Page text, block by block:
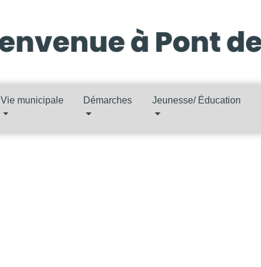
Vie municipale Démarches Jeunesse/ Éducation